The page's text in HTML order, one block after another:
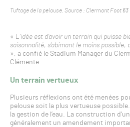
Tuftage de la pelouse. Source : Clermont Foot 63
« L’idée est d’avoir un terrain qui puisse
saisonnalité, s’abimant le moins possible,
», a confié le Stadium Manager du
Clémente.
Un terrain vertueux
Plusieurs réflexions ont été menées
pelouse soit la plus vertueuse
la gestion de l’eau. La construction
généralement un amendement